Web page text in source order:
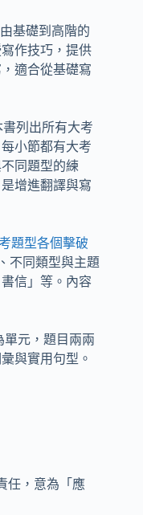
基礎到高階的
作技巧，提供
適合從基礎寫
列出所有大考
小節都有大考
同題型的練
增進翻譯與寫
題型各個擊破
不同類型與主題
信」等。內容
單元，題目兩兩
與實用句型。
任，意為「應